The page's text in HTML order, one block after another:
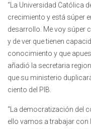
“La Universidad Católica
crecimiento y está súper
desarrollo. Me voy súper
y de ver que tienen
conocimiento y que
añadió la secretaria
que su ministerio
ciento del PIB.
“La democratización del
ello vamos a trabajar con